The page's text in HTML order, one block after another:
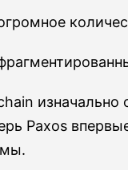
изначально
Paxos